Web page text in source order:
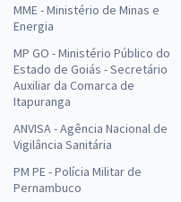
MME - Ministério de Minas e
Energia
MP GO - Ministério Público do
Estado de Goiás - Secretário
Auxiliar da Comarca de
Itapuranga
ANVISA - Agência Nacional de
Vigilância Sanitária
PM PE - Polícia Militar de
Pernambuco